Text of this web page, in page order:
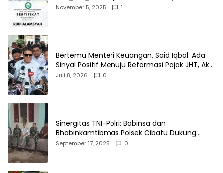
Kontribusi Sosial dan Kemasyarakatan
November 5, 2025 1
Bertemu Menteri Keuangan, Said Iqbal: Ada
Sinyal Positif Menuju Reformasi Pajak JHT, Aksi
Buruh Besok Dibatalkan
Juli 8, 2026 0
Sinergitas TNI-Polri: Babinsa dan
Bhabinkamtibmas Polsek Cibatu Dukung
Program Pemerintah Untuk Kamtibmas
September 17, 2025 0